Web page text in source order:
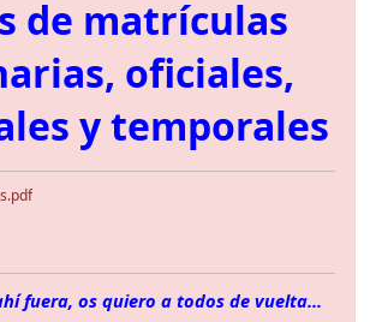
de matrículas
oficiales,
y temporales
fuera, os quiero a todos de vuelta...